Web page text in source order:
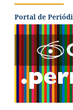
Portal de